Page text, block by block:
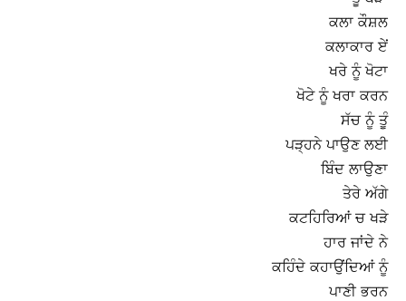
ਕਲਾ ਕੌਸ਼ਲ
ਕਲਾਕਾਰ ਏਂ
ਖਰੇ ਨੂੰ ਖੋਟਾ
ਖੋਟੇ ਨੂੰ ਖਰਾ ਕਰਨ
ਸੱਚ ਨੂੰ ਤੂੰ
ਪੜ੍ਹਨੇ ਪਾਉਣ ਲਈ
ਬਿੰਦ ਲਾਉਣਾ
ਤੇਰੇ ਅੱਗੇ
ਕਟਹਿਰਿਆਂ ਚ ਖੜੇ
ਹਾਰ ਜਾਂਦੇ ਨੇ
ਕਹਿੰਦੇ ਕਹਾਉਂਦਿਆਂ ਨੂੰ
ਪਾਣੀ ਭਰਨ